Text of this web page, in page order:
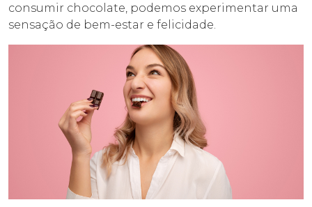
consumir chocolate, podemos experimentar uma
sensação de bem-estar e felicidade.